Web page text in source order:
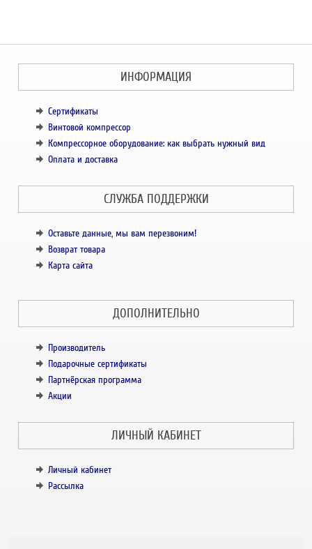
ИНФОРМАЦИЯ
Сертификаты
Винтовой компрессор
Компрессорное оборудование: как выбрать нужный вид
Оплата и доставка
СЛУЖБА ПОДДЕРЖКИ
Оставьте данные, мы вам перезвоним!
Возврат товара
Карта сайта
ДОПОЛНИТЕЛЬНО
Производитель
Подарочные сертификаты
Партнёрская программа
Акции
ЛИЧНЫЙ КАБИНЕТ
Личный кабинет
Рассылка